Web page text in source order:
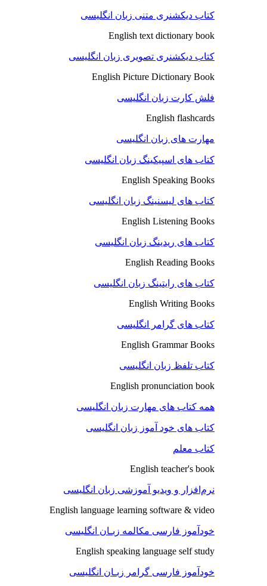
کتاب دیکشنری متنی زبان انگلیسی
English text dictionary book
کتاب دیکشنری تصویری زبان انگلیسی
English Picture Dictionary Book
فلش کارت زبان انگلیسی
English flashcards
مهارت های زبان انگلیسی
کتاب های اسپیکینگ زبان انگلیسی
English Speaking Books
کتاب های لیسنینگ زبان انگلیسی
English Listening Books
کتاب های ریدینگ زبان انگلیسی
English Reading Books
کتاب های رایتینگ زبان انگلیسی
English Writing Books
کتاب های گرامر انگلیسی
English Grammar Books
کتاب تلفظ زبان انگلیسی
English pronunciation book
همه کتاب های مهارت زبان انگلیسی
کتاب های خود آموز زبان انگلیسی
کتاب معلم
English teacher's book
نرم‌افزار و ویدیو آموزشی زبان انگلیسی
English language learning software & video
خودآموز فارسی مکالمه زبـان انگلیسی
English speaking language self study
خودآموز فارسی گرامر زبـان انگلیسی